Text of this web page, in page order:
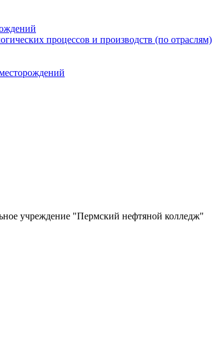
процессов и производств (по отраслям)
учреждение "Пермский нефтяной колледж"